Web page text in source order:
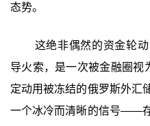
态势。
这绝非偶然的资金轮
导火索，是一次被金融圈视
定动用被冻结的俄罗斯外汇
一个冰冷而清晰的信号——